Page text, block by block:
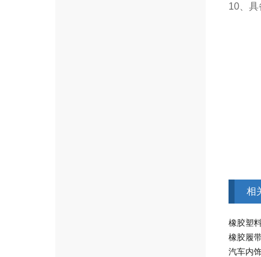
10、具
相
橡胶塑
橡胶履
汽车内